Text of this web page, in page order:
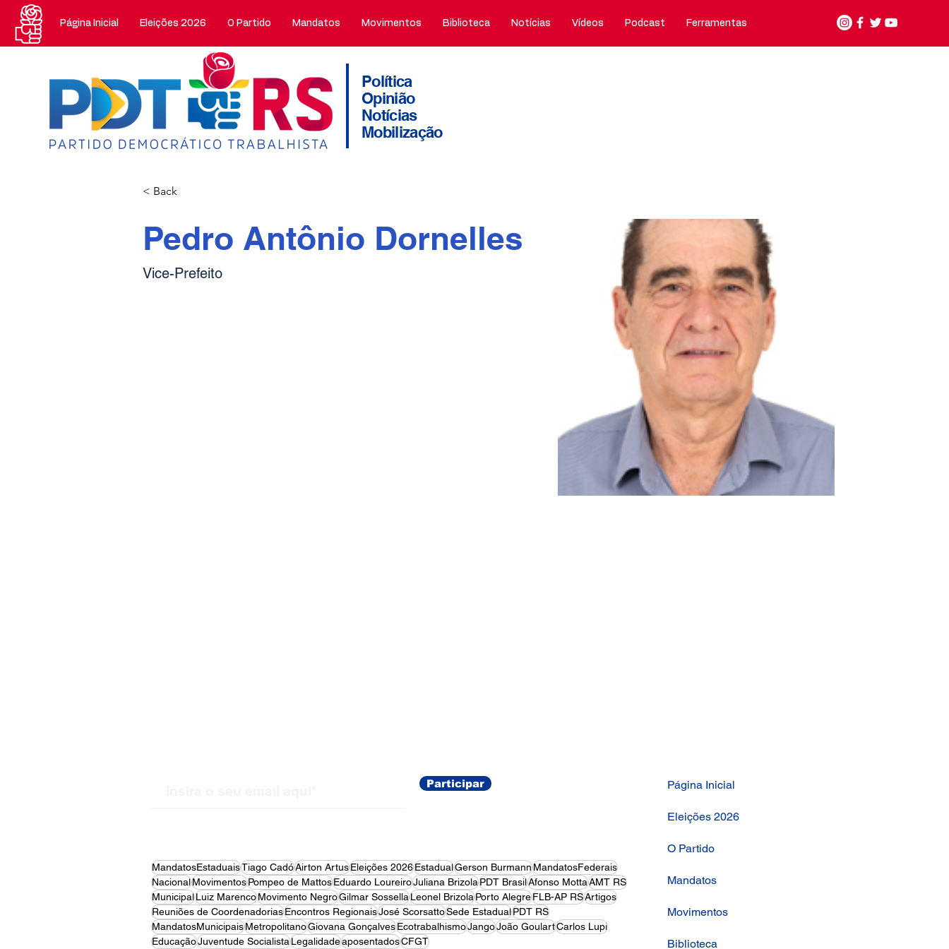
Página Inicial Eleições 2026 O Partido Mandatos Movimentos Biblioteca Notícias Vídeos Podcast Ferramentas Nosso jeito de fazer Contato
Política
Opinião
Notícias
Mobilização
< Back
Pedro Antônio Dornelles
Vice-Prefeito
Participar
MandatosEstaduaisTiago CadóAirton ArtusEleições 2026EstadualGerson BurmannMandatosFederais
NacionalMovimentosPompeo de MattosEduardo LoureiroJuliana BrizolaPDT BrasilAfonso MottaAMT RS
MunicipalLuiz MarencoMovimento NegroGilmar SossellaLeonel BrizolaPorto AlegreFLB-AP RSArtigos
Reuniões de CoordenadoriasEncontros RegionaisJosé ScorsattoSede EstadualPDT RS
MandatosMunicipaisMetropolitanoGiovana GonçalvesEcotrabalhismoJangoJoão GoulartCarlos Lupi
EducaçãoJuventude SocialistaLegalidadeaposentadosCFGT
Página Inicial
Eleições 2026
O Partido
Mandatos
Movimentos
Biblioteca